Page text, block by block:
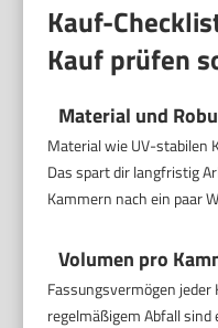
Kauf-
Kauf prüfen
Material und
Material wie UV-stabilen
Das spart dir langfristig
Kammern nach ein paar
Volumen pro
Fassungsvermögen
regelmäßigem Abfall